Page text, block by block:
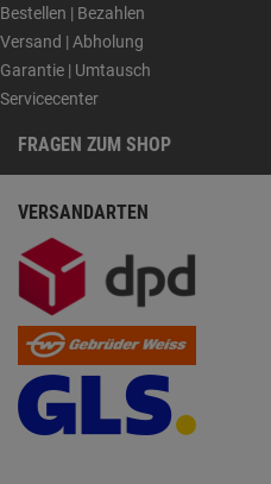
Bestellen | Bezahlen
Versand | Abholung
Garantie | Umtausch
Servicecenter
FRAGEN ZUM SHOP
VERSANDARTEN